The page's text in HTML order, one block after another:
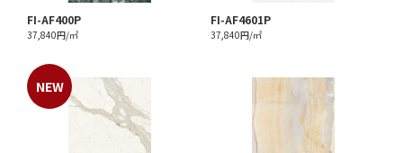
FI-AF400P
37,840円/㎡
FI-AF4601P
37,840円/㎡